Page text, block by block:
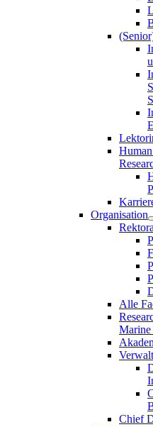
Organisation
Alle
Marine
Chief